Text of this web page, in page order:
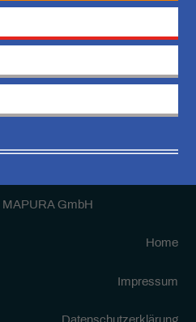
MAPURA GmbH
Home
Impressum